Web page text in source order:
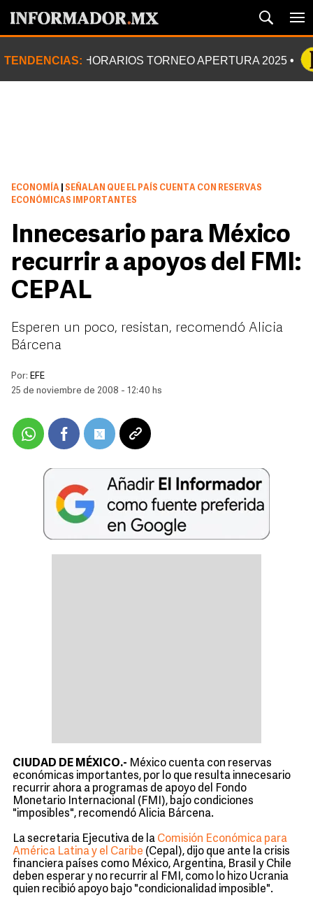
TENDENCIAS: HORARIOS TORNEO APERTURA 2025
ECONOMÍA
SEÑALAN QUE EL PAÍS CUENTA CON RESERVAS
ECONÓMICAS IMPORTANTES
Innecesario para México
recurrir a apoyos del FMI:
CEPAL
Esperen un poco, resistan, recomendó Alicia
Bárcena
Por: EFE
25 de noviembre de 2008 - 12:40 hs
CIUDAD DE MÉXICO.- México cuenta con reservas
económicas importantes, por lo que resulta innecesario
recurrir ahora a programas de apoyo del Fondo
Monetario Internacional (FMI), bajo condiciones
"imposibles", recomendó Alicia Bárcena.
La secretaria Ejecutiva de la Comisión Económica para
América Latina y el Caribe (Cepal), dijo que ante la crisis
financiera países como México, Argentina, Brasil y Chile
deben esperar y no recurrir al FMI, como lo hizo Ucrania
quien recibió apoyo bajo "condicionalidad imposible".